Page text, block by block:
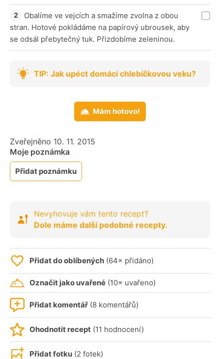
Obalíme ve vejcích a smažíme zvolna z obou
stran. Hotové pokládáme na papírový ubrousek, aby
se odsál přebytečný tuk. Přizdobíme zeleninou.
TIP: Jak upéct domácí chlebíčkovou veku?
Mám hotovo!
Zveřejněno 10. 11. 2015
Moje poznámka
Přidat poznámku
Nevyhovuje vám tento recept?
Dole máme další podobné recepty.
Přidat do oblíbených (64× přidáno)
Označit jako uvařené (10× uvařeno)
Přidat komentář (8 komentářů)
Ohodnotit recept (11 hodnocení)
Přidat fotku (2 fotek)